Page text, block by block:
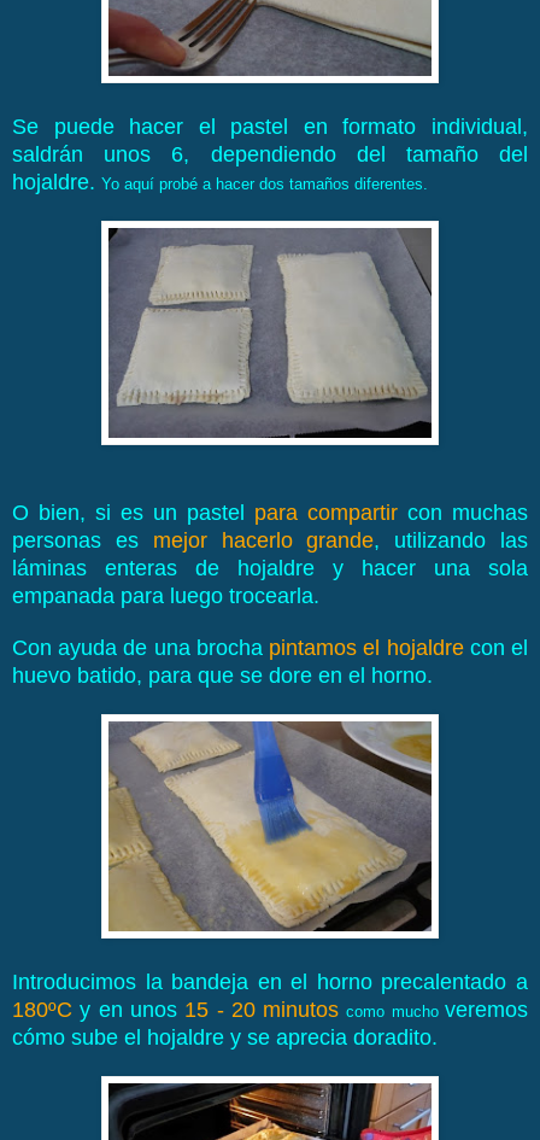
Se puede hacer el pastel en formato individual,
saldrán unos 6, dependiendo del tamaño del
hojaldre. Yo aquí probé a hacer dos tamaños diferentes.
O bien, si es un pastel para compartir con muchas
personas es mejor hacerlo grande, utilizando las
láminas enteras de hojaldre y hacer una sola
empanada para luego trocearla.
Con ayuda de una brocha pintamos el hojaldrecon el
huevo batido, para que se dore en el horno.
Introducimos la bandeja en el horno precalentado a
180ºCy en unos 15 - 20 minutos como muchoveremos
cómo sube el hojaldre y se aprecia doradito.